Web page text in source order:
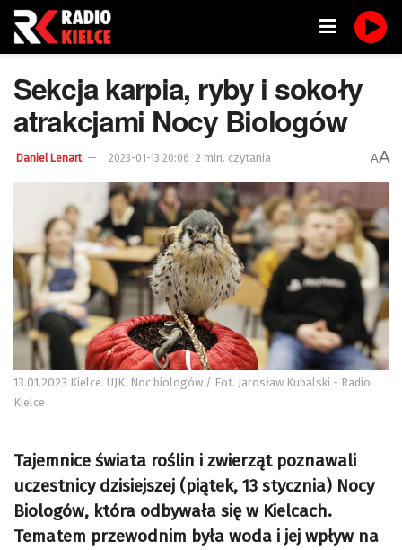
Sekcja karpia, ryby i sokoły
atrakcjami Nocy Biologów
Daniel Lenart 2023-01-13 20:06 2 min. czytania AA
13.01.2023 Kielce. UJK. Noc biologów / Fot. Jarosław Kubalski - Radio
Kielce
Tajemnice świata roślin i zwierząt poznawali
uczestnicy dzisiejszej (piątek, 13 stycznia) Nocy
Biologów, która odbywała się w Kielcach.
Tematem przewodnim była woda i jej wpływ na